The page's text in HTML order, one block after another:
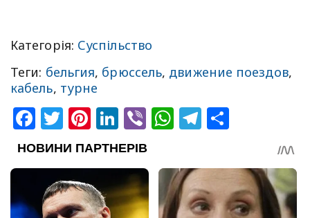
Категорія: Суспільство
Теги: бельгия, брюссель, движение поездов,
кабель, турне
Facebook
Twitter
Pinterest
LinkedIn
ViberWhatsApp
Telegram